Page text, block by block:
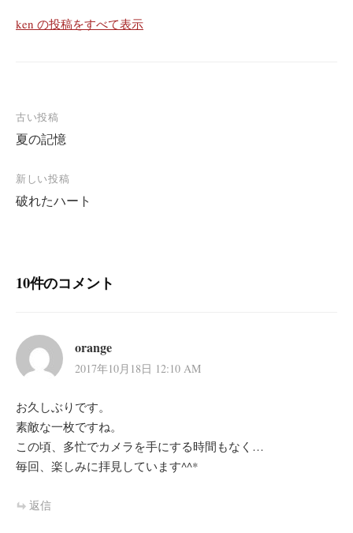
ken の投稿をすべて表示
投
稿
ナ
ビ
ゲ
ョ
古い投稿
夏の記憶
新しい投稿
破れたハート
10件のコメント
orange
2017年10月18日 12:10 AM
お久しぶりです。
素敵な一枚ですね。
この頃、多忙でカメラを手にする時間もなく…
毎回、楽しみに拝見しています^^*
返信